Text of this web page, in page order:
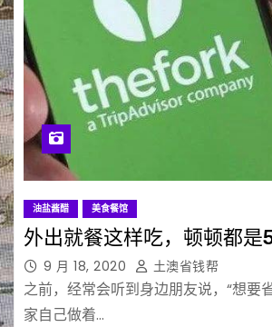
油盐酱醋 美食餐馆
外出就餐这样吃，顿顿都是5
9 月 18, 2020 土澳省钱帮
之前，经常会听到身边朋友说，“想要
家自己做着…